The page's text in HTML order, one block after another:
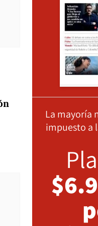
La mayoría
impuesto a